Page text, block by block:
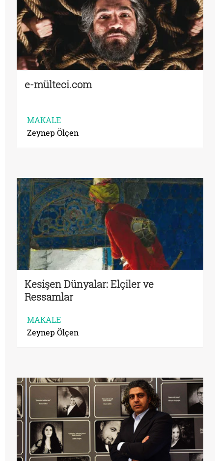
e-mülteci.com
MAKALE
Zeynep Ölçen
Kesişen Dünyalar: Elçiler ve
Ressamlar
MAKALE
Zeynep Ölçen